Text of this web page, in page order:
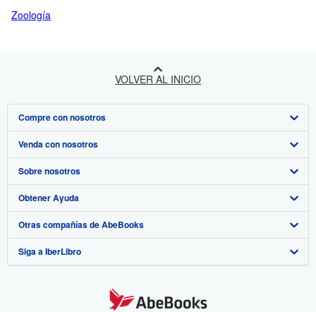
Zoología
VOLVER AL INICIO
Compre con nosotros
Búsqueda avanzada
Colecciones
Mi cuenta
Mis pedidos
Ver carrito
Venda con nosotros
Comenzar a vender
Únase a nuestro programa de afiliados
Recomiende un vendedor
Sobre nosotros
Sobre IberLibro
Medios
Empleo
Preferencias de cookies
Obtener Ayuda
Preguntas frecuentes y guías
Atención al Cliente
Otras compañías de AbeBooks
AbeBooks.com
Siga a IberLibro